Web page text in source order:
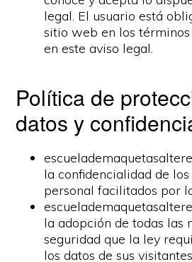
legal. El usuario está
sitio web en los
en este aviso legal.
Política de
datos y
la confidencialidad de
personal facilitados por
la adopción de todas las
seguridad que la ley
los datos de sus